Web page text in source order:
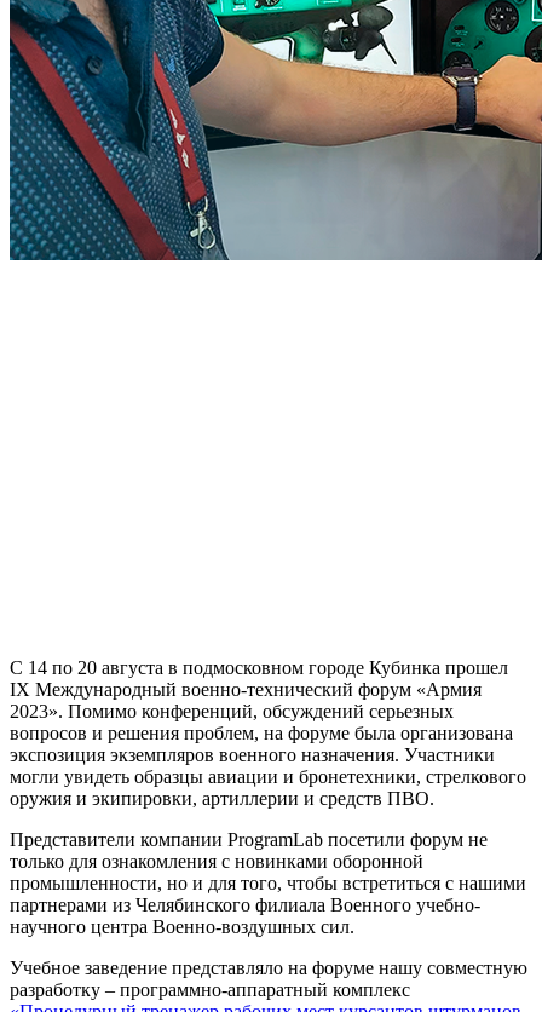
С 14 по 20 августа в подмосковном городе Кубинка прошел
IX Международный военно-технический форум «Армия
2023». Помимо конференций, обсуждений серьезных
вопросов и решения проблем, на форуме была организована
экспозиция экземпляров военного назначения. Участники
могли увидеть образцы авиации и бронетехники, стрелкового
оружия и экипировки, артиллерии и средств ПВО.
Представители компании ProgramLab посетили форум не
только для ознакомления с новинками оборонной
промышленности, но и для того, чтобы встретиться с нашими
партнерами из Челябинского филиала Военного учебно-
научного центра Военно-воздушных сил.
Учебное заведение представляло на форуме нашу совместную
разработку – программно-аппаратный комплекс